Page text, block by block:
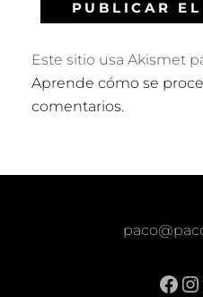
Este sitio usa Akismet
Aprende cómo se
comentarios.